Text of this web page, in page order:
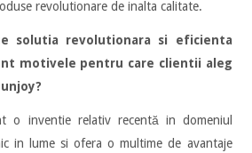
revolutionare de inalta calitate.
solutia revolutionara si eficienta
motivele pentru care clientii aleg
o inventie relativ recentă in domeniul
in lume si ofera o multime de avantaje